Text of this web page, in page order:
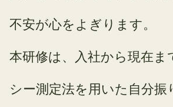
不安が心をよぎります。
本研修は、入社から現在
シー測定法を用いた自分